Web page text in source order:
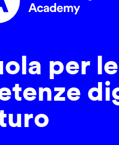
per le